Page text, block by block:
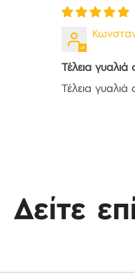
Τέλεια
Τέλεια
Δείτε